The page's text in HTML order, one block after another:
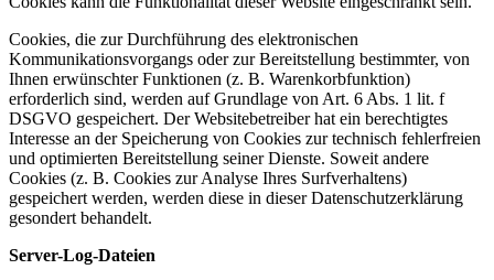
Cookies, die zur Durchführung des elektronischen
Kommunikationsvorgangs oder zur Bereitstellung bestimmter, von
Ihnen erwünschter Funktionen (z. B. Warenkorbfunktion)
erforderlich sind, werden auf Grundlage von Art. 6 Abs. 1 lit. f
DSGVO gespeichert. Der Websitebetreiber hat ein berechtigtes
Interesse an der Speicherung von Cookies zur technisch fehlerfreien
und optimierten Bereitstellung seiner Dienste. Soweit andere
Cookies (z. B. Cookies zur Analyse Ihres Surfverhaltens)
gespeichert werden, werden diese in dieser Datenschutzerklärung
gesondert behandelt.
Server-Log-Dateien